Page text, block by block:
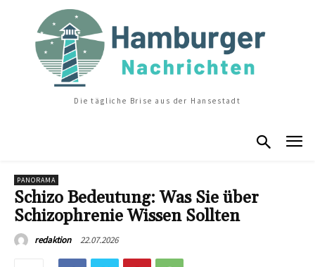
Die tägliche Brise aus der Hansestadt
PANORAMA
Schizo Bedeutung: Was Sie über
Schizophrenie Wissen Sollten
redaktion 22.07.2026